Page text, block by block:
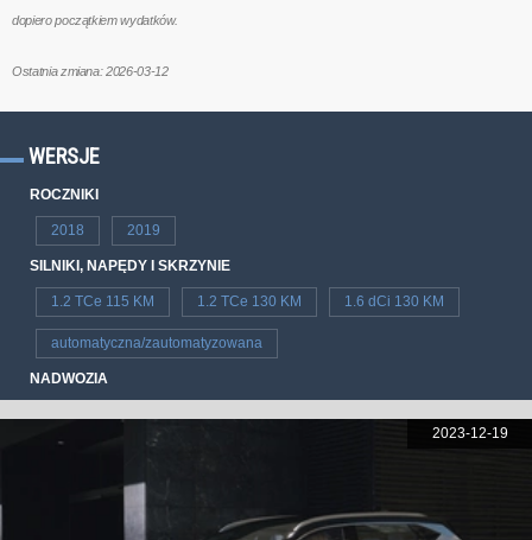
dopiero początkiem wydatków.
Ostatnia zmiana: 2026-03-12
WERSJE
ROCZNIKI
2018 2019
SILNIKI, NAPĘDY I SKRZYNIE
1.2 TCe 115 KM 1.2 TCe 130 KM 1.6 dCi 130 KM
automatyczna/zautomatyzowana
NADWOZIA
2023-12-19